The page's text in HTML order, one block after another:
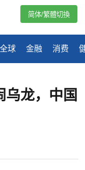
全球 金融 消费
简体/繁體切換
乌龙，中国